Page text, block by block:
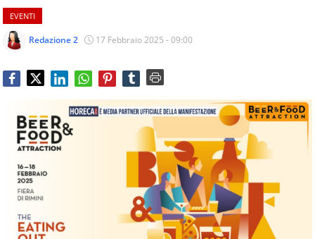
dei
consumi
fuoricasa,
del
Food
Service
tutte
le
novità
comparto
Horeca.
EVENTI
Redazione 2 17 Febbraio 2025 - 09:00